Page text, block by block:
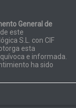
General de
este
S.L. con CIF
esta
e informada.
ha sido